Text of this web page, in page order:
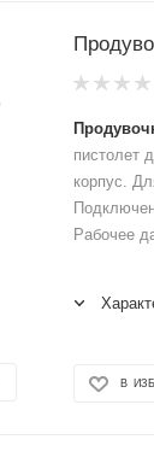
пистолет
корпус.
Рабочее
В